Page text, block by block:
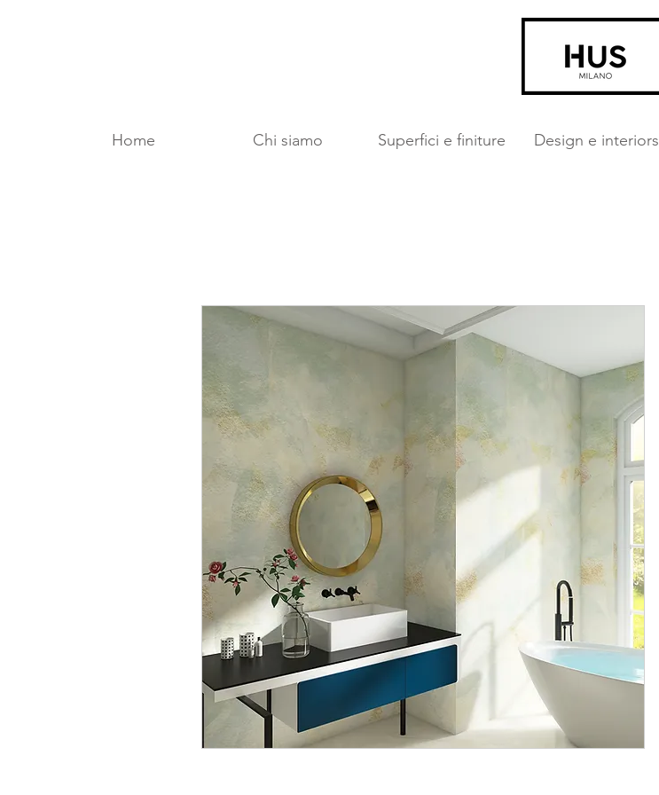
Home Chi siamo Superfici e finiture Design e interiors